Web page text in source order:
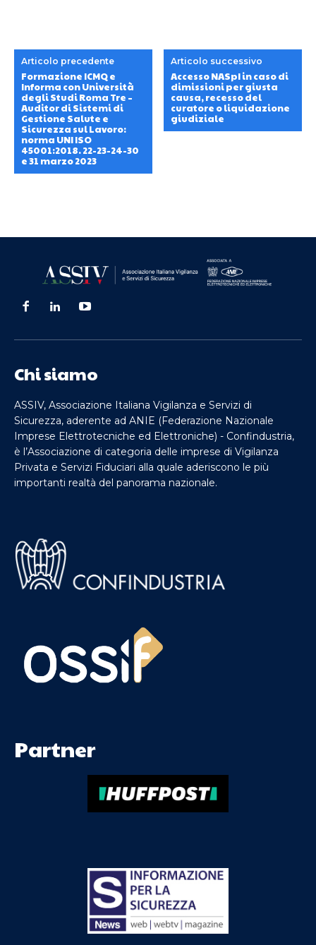
Articolo precedente
Formazione ICMQ e
Informa con Università
degli Studi Roma Tre –
Auditor di Sistemi di
Gestione Salute e
Sicurezza sul Lavoro:
norma UNI ISO
45001:2018. 22-23-24-30
e 31 marzo 2023
Articolo successivo
Accesso NASpI in caso di
dimissioni per giusta
causa, recesso del
curatore o liquidazione
giudiziale
Chi siamo
ASSIV, Associazione Italiana Vigilanza e Servizi di
Sicurezza, aderente ad ANIE (Federazione Nazionale
Imprese Elettrotecniche ed Elettroniche) - Confindustria,
è l’Associazione di categoria delle imprese di Vigilanza
Privata e Servizi Fiduciari alla quale aderiscono le più
importanti realtà del panorama nazionale.
Partner